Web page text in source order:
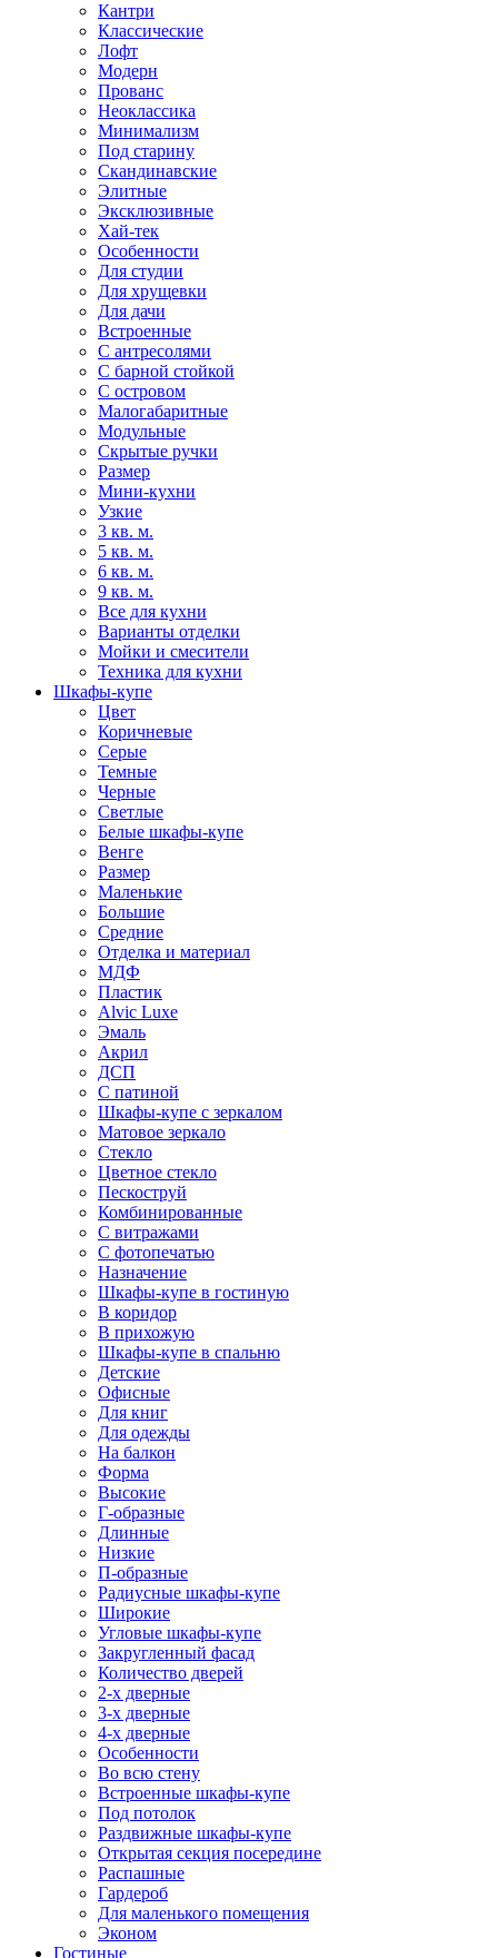
Кантри
Классические
Лофт
Модерн
Прованс
Неоклассика
Минимализм
Под старину
Скандинавские
Элитные
Эксклюзивные
Хай-тек
Особенности
Для студии
Для хрущевки
Для дачи
Встроенные
С антресолями
С барной стойкой
С островом
Малогабаритные
Модульные
Скрытые ручки
Размер
Мини-кухни
Узкие
3 кв. м.
5 кв. м.
6 кв. м.
9 кв. м.
Все для кухни
Варианты отделки
Мойки и смесители
Техника для кухни
Шкафы-купе
Цвет
Коричневые
Серые
Темные
Черные
Светлые
Белые шкафы-купе
Венге
Размер
Маленькие
Большие
Средние
Отделка и материал
МДФ
Пластик
Alvic Luxe
Эмаль
Акрил
ДСП
С патиной
Шкафы-купе с зеркалом
Матовое зеркало
Стекло
Цветное стекло
Пескоструй
Комбинированные
С витражами
С фотопечатью
Назначение
Шкафы-купе в гостиную
В коридор
В прихожую
Шкафы-купе в спальню
Детские
Офисные
Для книг
Для одежды
На балкон
Форма
Высокие
Г-образные
Длинные
Низкие
П-образные
Радиусные шкафы-купе
Широкие
Угловые шкафы-купе
Закругленный фасад
Количество дверей
2-х дверные
3-х дверные
4-х дверные
Особенности
Во всю стену
Встроенные шкафы-купе
Под потолок
Раздвижные шкафы-купе
Открытая секция посередине
Распашные
Гардероб
Для маленького помещения
Эконом
Гостиные